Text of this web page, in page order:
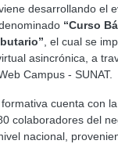
desarrollando el
“Curso
, el cual se
asincrónica, a
Campus - SUNAT.
cuenta con
colaboradores del
nacional,